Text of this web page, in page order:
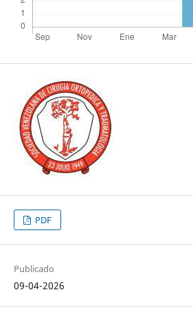
PDF
Publicado
09-04-2026